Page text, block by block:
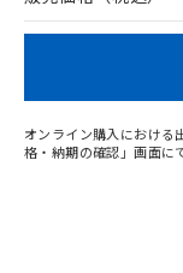
オンライン購入における
格・納期の確認」画面に